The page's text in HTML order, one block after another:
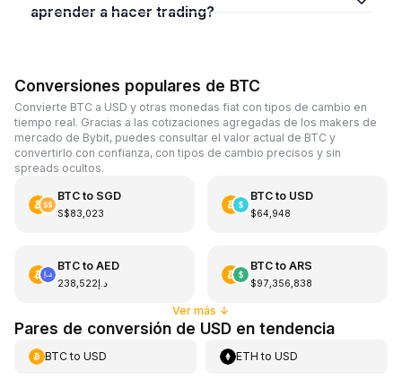
aprender a hacer trading?
Conversiones populares de BTC
Convierte BTC a USD y otras monedas fiat con tipos de cambio en
tiempo real. Gracias a las cotizaciones agregadas de los makers de
mercado de Bybit, puedes consultar el valor actual de BTC y
convertirlo con confianza, con tipos de cambio precisos y sin
spreads ocultos.
BTCto SGD
S$83,023
BTCto USD
$64,948
BTCto AED
د.إ238,522
BTCto ARS
$97,356,838
Ver más ↓
Pares de conversión de USD en tendencia
BTCto USD ETH toUSD